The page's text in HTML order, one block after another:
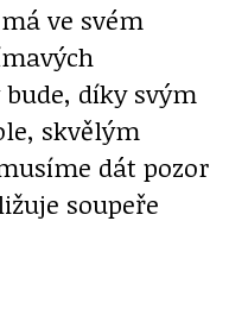
ve svém
díky svým
skvělým
dát pozor
soupeře